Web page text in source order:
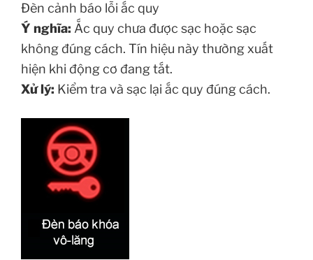
Đèn cảnh báo lỗi ắc quy
Ý nghĩa: Ắc quy chưa được sạc hoặc sạc
không đúng cách. Tín hiệu này thường xuất
hiện khi động cơ đang tắt.
Xử lý: Kiểm tra và sạc lại ắc quy đúng cách.